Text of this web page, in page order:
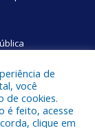
de São
de
você
de cookies.
é feito, acesse
clique em